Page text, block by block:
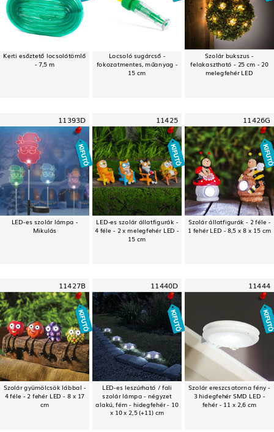
Kerti esőztető locsolótömlő
- 7,5 m
Locsoló sugárcső -
fokozatmentes, műanyag -
15 cm
Szolár bukszus -
felakasztható - 25 cm - 20
melegfehér LED
11393D
LED-es szolár lámpa -
Mikulás
11425
LED-es szolár állatfigurák -
4 féle - 2 x melegfehér LED -
15 cm
11426G
Szolár állatfigurák - 2 féle -
1 fehér LED - 8,5 x 8 x 15 cm
11427B
Szolár gyümölcsök lábbal -
4 féle - 2 fehér LED - 8 x 17
cm
11440D
LED-es leszúrható / fali
szolár lámpa - négyzet
alakú, fém - hidegfehér - 10
x 10 x 2,5 (+11) cm
11444
Szolár ereszcsatorna fény -
3 hidegfehér SMD LED -
fehér - 11 x 2,6 cm